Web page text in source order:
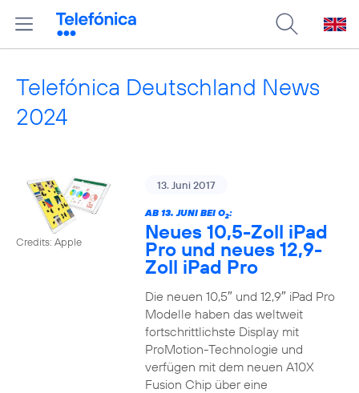
Telefónica Deutschland News
2024
Credits: Apple
13. Juni 2017
AB 13. JUNI BEI O2:
Neues 10,5-Zoll iPad
Pro und neues 12,9-
Zoll iPad Pro
Die neuen 10,5″ und 12,9″ iPad Pro
Modelle haben das weltweit
fortschrittlichste Display mit
ProMotion-Technologie und
verfügen mit dem neuen A10X
Fusion Chip über eine